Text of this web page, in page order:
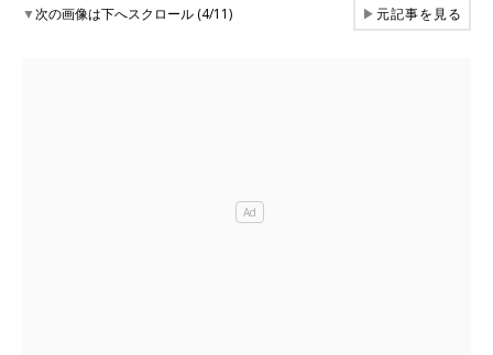
▼次の画像は下へスクロール (4/11) ▶元記事を見る